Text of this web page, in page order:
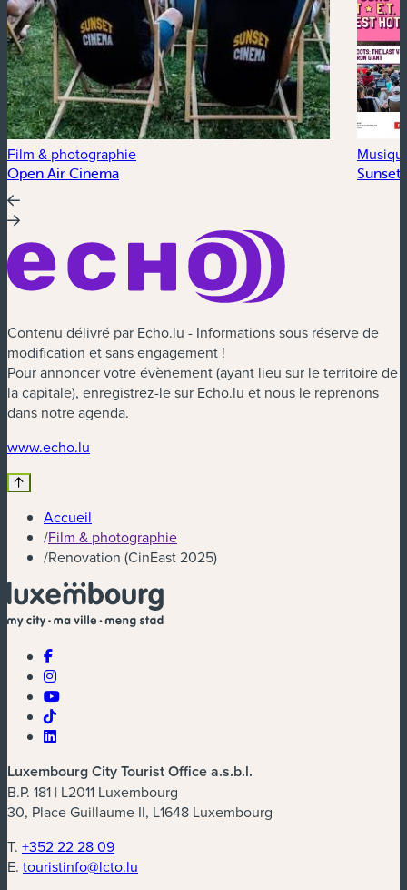
Film & photographie
Open Air Cinema Sunset
Contenu délivré par Echo.lu - Informations sous réserve de
modification et sans engagement !
Pour annoncer votre évènement (ayant lieu sur le territoire de
la capitale), enregistrez-le sur Echo.lu et nous le reprenons
dans notre agenda.
www.echo.lu
Accueil
/Film & photographie
/Renovation (CinEast 2025)
Luxembourg City Tourist Office a.s.b.l.
B.P. 181 | L2011 Luxembourg
30, Place Guillaume II, L1648 Luxembourg
T. +352 22 28 09
E. touristinfo@lcto.lu